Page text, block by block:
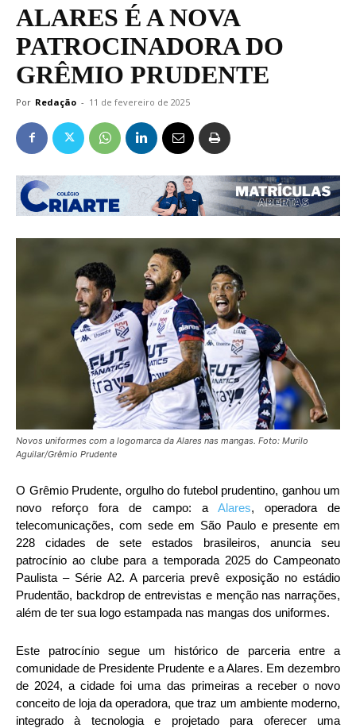
ALARES É A NOVA
PATROCINADORA DO
GRÊMIO PRUDENTE
Por Redação - 11 de fevereiro de 2025
Novos uniformes com a logomarca da Alares nas mangas. Foto: Murilo
Aguilar/Grêmio Prudente
O Grêmio Prudente, orgulho do futebol prudentino, ganhou um
novo reforço fora de campo: a Alares, operadora de
telecomunicações, com sede em São Paulo e presente em
228 cidades de sete estados brasileiros, anuncia seu
patrocínio ao clube para a temporada 2025 do Campeonato
Paulista – Série A2. A parceria prevê exposição no estádio
Prudentão, backdrop de entrevistas e menção nas narrações,
além de ter sua logo estampada nas mangas dos uniformes.
Este patrocínio segue um histórico de parceria entre a
comunidade de Presidente Prudente e a Alares. Em dezembro
de 2024, a cidade foi uma das primeiras a receber o novo
conceito de loja da operadora, que traz um ambiente moderno,
integrado à tecnologia e projetado para oferecer uma